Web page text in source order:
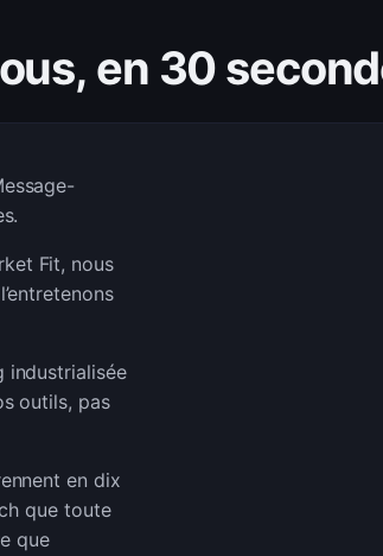
en 30
Fit, nous
industrialisée
outils, pas
en dix
que toute
que